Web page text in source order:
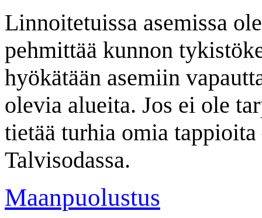
Linnoitetuissa asemissa
pehmittää kunnon
hyökätään asemiin
olevia alueita. Jos ei ole
tietää turhia omia
Talvisodassa.
Maanpuolustus